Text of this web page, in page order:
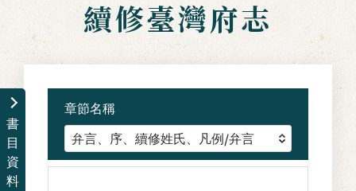
續修臺灣府志
書
目
資
料
章節名稱